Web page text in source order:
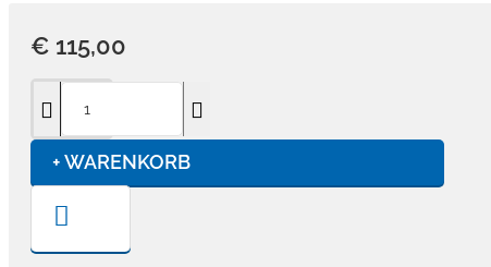
€ 115,00
+ WARENKORB